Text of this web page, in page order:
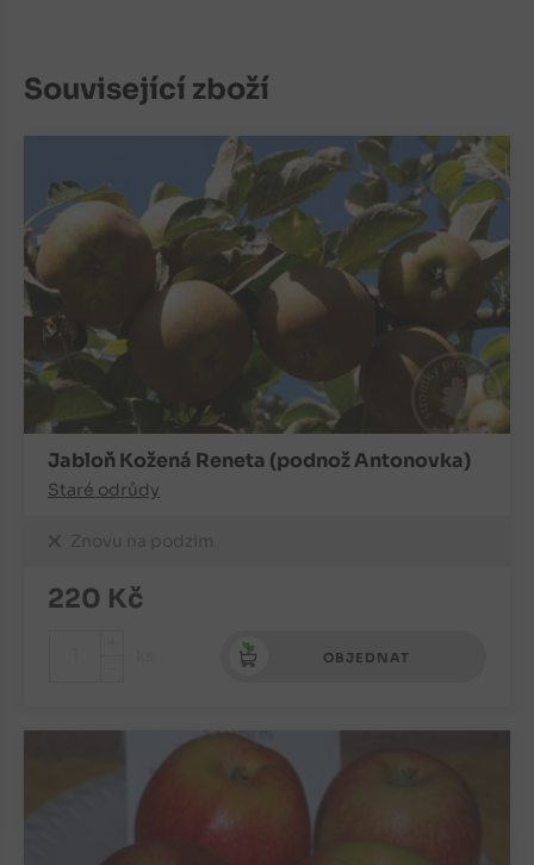
Související zboží
Jabloň Kožená Reneta (podnož Antonovka)
Staré odrůdy
Znovu na podzim
220 Kč
OBJEDNAT